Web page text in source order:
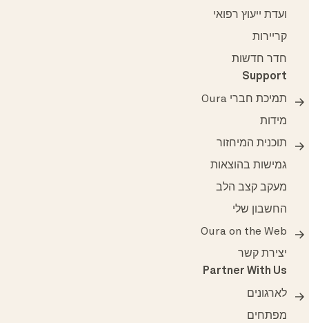
ועדת ייעוץ רפואי
קריירות
חדר חדשות
Support
תמיכת חברי Oura
מידות
תוכנית המיחזור
גמישות בהוצאות
מעקב קצב הלב
החשבון שלי
Oura on the Web
יצירת קשר
Partner With Us
לארגונים
מפתחים